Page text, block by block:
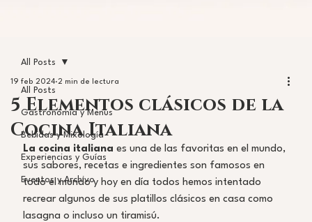
All Posts
Gastronomía y Menús
Bebidas y Mixología
Experiencias y Guías
Eventos y Archivo
All Posts
5 Elementos clásicos de la
Cocina Italiana
19 feb 2024 2 min de lectura
La cocina italiana es una de las favoritas en el mundo,
sus sabores, recetas e ingredientes son famosos en
todo el mundo y hoy en día todos hemos intentado
recrear algunos de sus platillos clásicos en casa como
lasagna o incluso un tiramisú.